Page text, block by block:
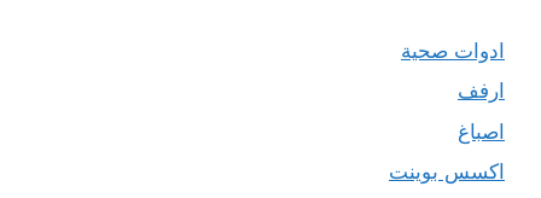
ادوات صحية
ارفف
اصباغ
اكسس بوينت